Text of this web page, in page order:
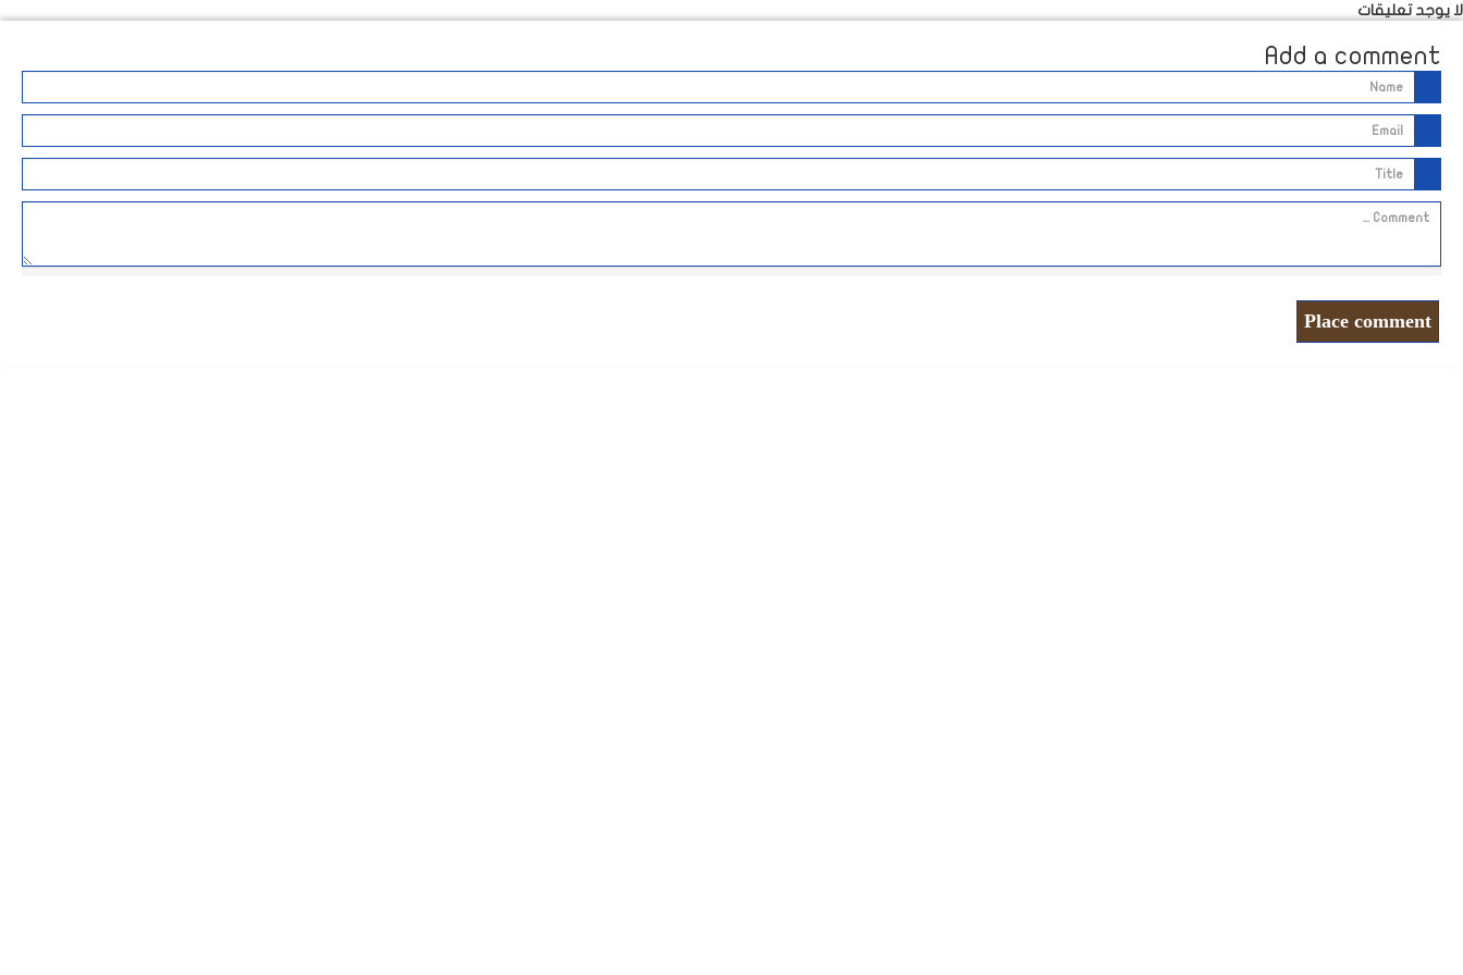
لا يوجد تعليقات
Add a comment
Place comment